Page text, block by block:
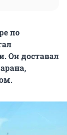
по
Он доставал